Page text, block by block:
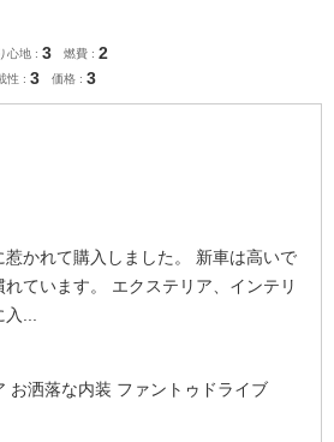
心地 3 燃費 2
性 3 価格 3
かれて購入しました。 新車は高いで
ています。 エクステリア、インテリ
...
お洒落な内装 ファントゥドライブ